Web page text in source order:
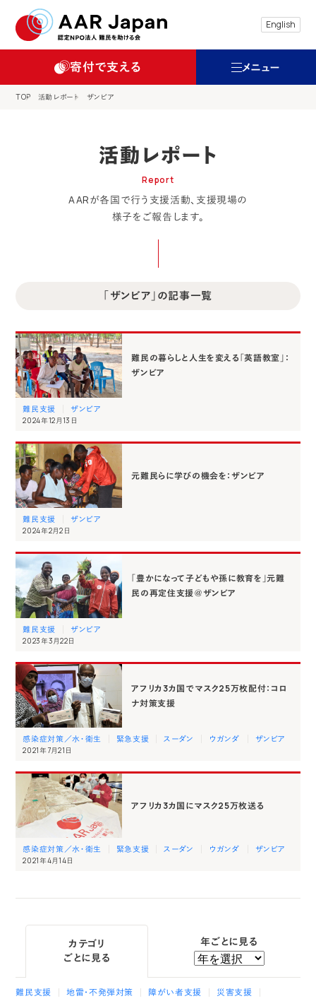
English
寄付で支える メニュー
TOP 活動レポート ザンビア
活動レポート
Report
AARが各国で行う支援活動、支援現場の
様子をご報告します。
「ザンビア」の記事一覧
難民の暮らしと人生を変える「英語教室」：
ザンビア
難民支援 ザンビア
2024年12月13日
元難民らに学びの機会を：ザンビア
難民支援 ザンビア
2024年2月2日
「豊かになって子どもや孫に教育を」元難
民の再定住支援＠ザンビア
難民支援 ザンビア
2023年3月22日
アフリカ3カ国でマスク25万枚配付：コロ
ナ対策支援
感染症対策／水・衛生 緊急支援 スーダン ウガンダ ザンビア
2021年7月21日
アフリカ3カ国にマスク25万枚送る
感染症対策／水・衛生 緊急支援 スーダン ウガンダ ザンビア
2021年4月14日
カテゴリ
ごとに見る
難民支援 地雷・不発弾対策 障がい者支援
災害支援
年ごとに見る